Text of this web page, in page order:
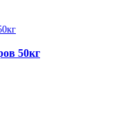
50кг